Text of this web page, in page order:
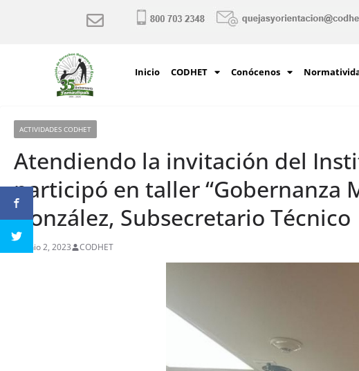
Inicio CODHET Conócenos
ACTIVIDADES CODHET
Atendiendo la invitación del
participó en taller “Gobernanza
González, Subsecretario Técnico
junio 2, 2023 CODHET